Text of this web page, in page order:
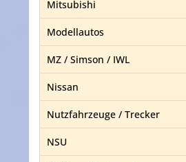
Mitsubishi
Modellautos
MZ / Simson / IWL
Nissan
Nutzfahrzeuge / Trecker
NSU